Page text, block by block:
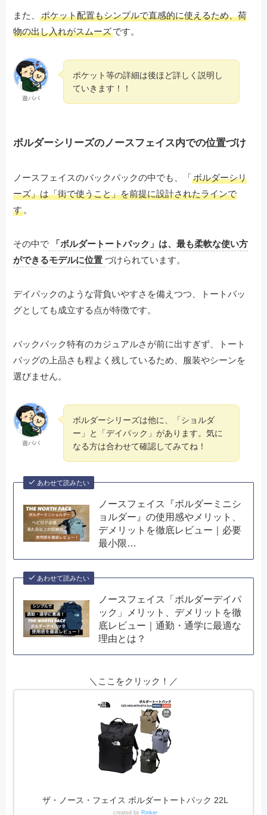
また、ポケット配置もシンプルで直感的に使えるため、荷
物の出し入れがスムーズです。
遊パパ
ポケット等の詳細は後ほど詳しく説明し
ていきます！！
ボルダーシリーズのノースフェイス内での位置づけ
ノースフェイスのバックパックの中でも、「ボルダーシリ
ーズ」は「街で使うこと」を前提に設計されたラインで
す 。
その中で
「ボルダートートパック」は、最も柔軟な使い方
ができるモデルに位置 づけられています。
デイパックのような背負いやすさを備えつつ、トートバッ
グとしても成立する点が特徴です。
バックパック特有のカジュアルさが前に出すぎず、トート
バッグの上品さも程よく残しているため、服装やシーンを
選びません。
遊パパ
ボルダーシリーズは他に、「ショルダ
ー」と「デイパック」があります。気に
なる方は合わせて確認してみてね！
あわせて読みたい
ノースフェイス『ボルダーミニシ
ョルダー』の使用感やメリット、
デメリットを徹底レビュー｜必要
最小限…
あわせて読みたい
ノースフェイス「ボルダーデイパ
ック」メリット、デメリットを徹
底レビュー｜通勤・通学に最適な
理由とは？
＼ここをクリック！／
ザ・ノース・フェイス ボルダートートパック 22L
created by Rinker